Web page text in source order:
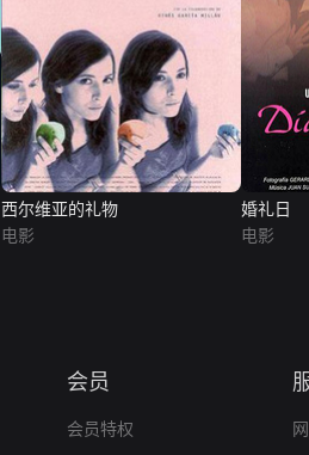
西尔维亚的礼物
电影
婚礼日
电影
会员
会员特权